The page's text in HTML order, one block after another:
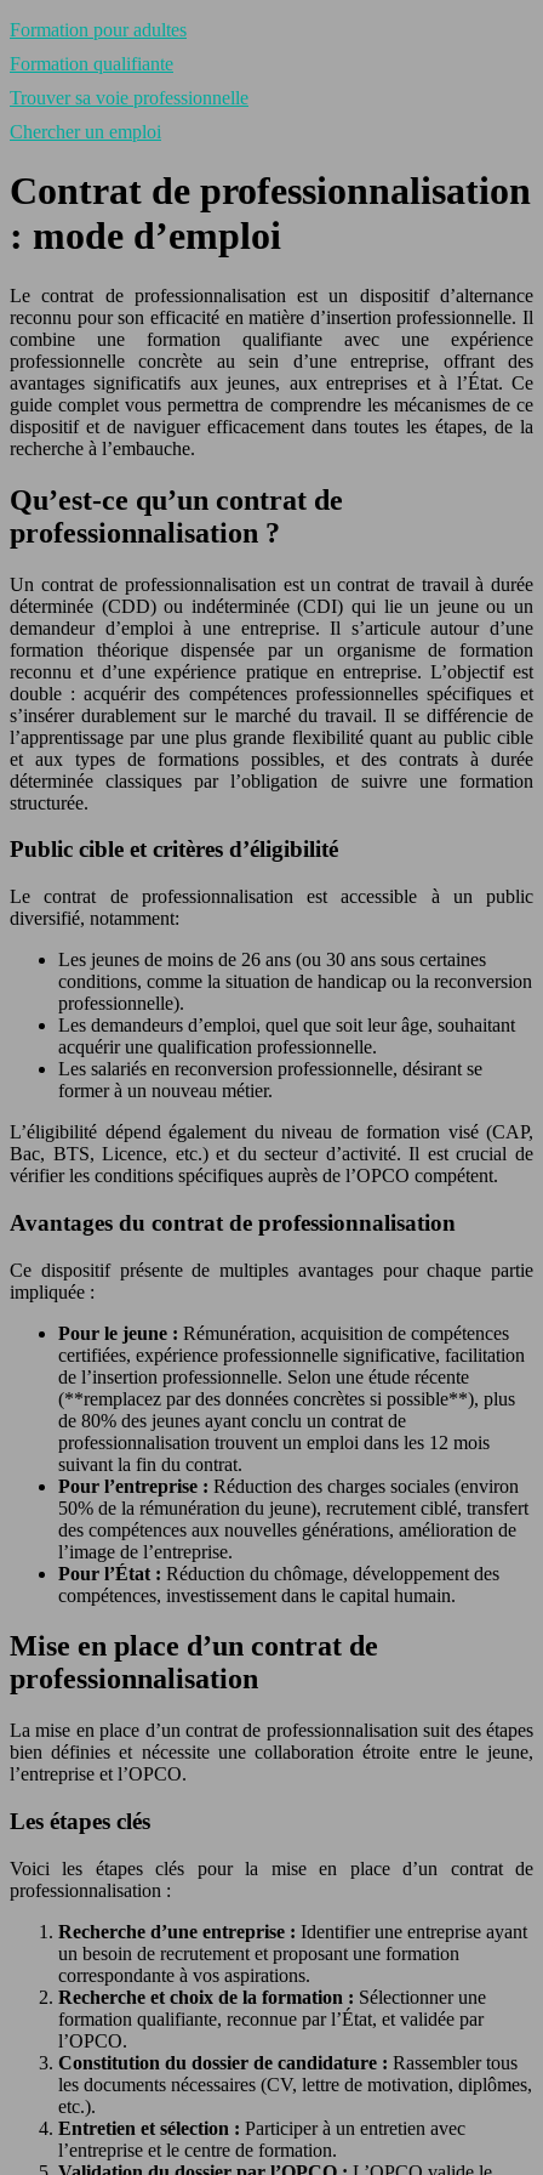
Formation pour adultes
Formation qualifiante
Trouver sa voie professionnelle
Chercher un emploi
Contrat de professionnalisation
: mode d’emploi
Le contrat de professionnalisation est un dispositif d’alternance
reconnu pour son efficacité en matière d’insertion professionnelle. Il
combine une formation qualifiante avec une expérience
professionnelle concrète au sein d’une entreprise, offrant des
avantages significatifs aux jeunes, aux entreprises et à l’État. Ce
guide complet vous permettra de comprendre les mécanismes de ce
dispositif et de naviguer efficacement dans toutes les étapes, de la
recherche à l’embauche.
Qu’est-ce qu’un contrat de
professionnalisation ?
Un contrat de professionnalisation est un contrat de travail à durée
déterminée (CDD) ou indéterminée (CDI) qui lie un jeune ou un
demandeur d’emploi à une entreprise. Il s’articule autour d’une
formation théorique dispensée par un organisme de formation
reconnu et d’une expérience pratique en entreprise. L’objectif est
double : acquérir des compétences professionnelles spécifiques et
s’insérer durablement sur le marché du travail. Il se différencie de
l’apprentissage par une plus grande flexibilité quant au public cible
et aux types de formations possibles, et des contrats à durée
déterminée classiques par l’obligation de suivre une formation
structurée.
Public cible et critères d’éligibilité
Le contrat de professionnalisation est accessible à un public
diversifié, notamment:
Les jeunes de moins de 26 ans (ou 30 ans sous certaines
conditions, comme la situation de handicap ou la reconversion
professionnelle).
Les demandeurs d’emploi, quel que soit leur âge, souhaitant
acquérir une qualification professionnelle.
Les salariés en reconversion professionnelle, désirant se
former à un nouveau métier.
L’éligibilité dépend également du niveau de formation visé (CAP,
Bac, BTS, Licence, etc.) et du secteur d’activité. Il est crucial de
vérifier les conditions spécifiques auprès de l’OPCO compétent.
Avantages du contrat de professionnalisation
Ce dispositif présente de multiples avantages pour chaque partie
impliquée :
Pour le jeune : Rémunération, acquisition de compétences
certifiées, expérience professionnelle significative, facilitation
de l’insertion professionnelle. Selon une étude récente
(**remplacez par des données concrètes si possible**), plus
de 80% des jeunes ayant conclu un contrat de
professionnalisation trouvent un emploi dans les 12 mois
suivant la fin du contrat.
Pour l’entreprise : Réduction des charges sociales (environ
50% de la rémunération du jeune), recrutement ciblé, transfert
des compétences aux nouvelles générations, amélioration de
l’image de l’entreprise.
Pour l’État : Réduction du chômage, développement des
compétences, investissement dans le capital humain.
Mise en place d’un contrat de
professionnalisation
La mise en place d’un contrat de professionnalisation suit des étapes
bien définies et nécessite une collaboration étroite entre le jeune,
l’entreprise et l’OPCO.
Les étapes clés
Voici les étapes clés pour la mise en place d’un contrat de
professionnalisation :
Recherche d’une entreprise : Identifier une entreprise ayant
un besoin de recrutement et proposant une formation
correspondante à vos aspirations.
Recherche et choix de la formation : Sélectionner une
formation qualifiante, reconnue par l’État, et validée par
l’OPCO.
Constitution du dossier de candidature : Rassembler tous
les documents nécessaires (CV, lettre de motivation, diplômes,
etc.).
Entretien et sélection : Participer à un entretien avec
l’entreprise et le centre de formation.